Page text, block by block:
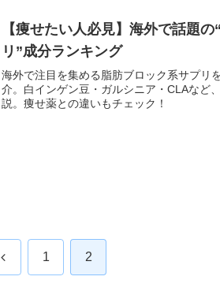
【痩せたい人必見】海外で話題
リ”成分ランキング
海外で注目を集める脂肪ブロック系サプリ
介。白インゲン豆・ガルシニア・CLAなど
説。痩せ薬との違いもチェック！
前 1 2